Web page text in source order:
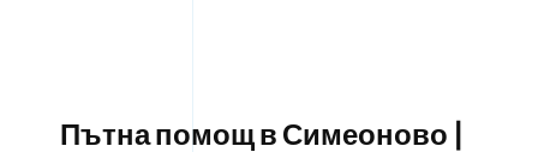
Пътна помощ в Симеоново |